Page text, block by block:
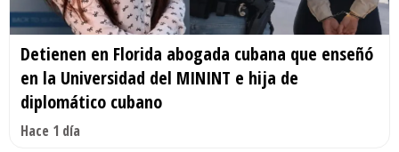
Detienen en Florida abogada cubana que enseñó
en la Universidad del MININT e hija de
diplomático cubano
Hace 1 día